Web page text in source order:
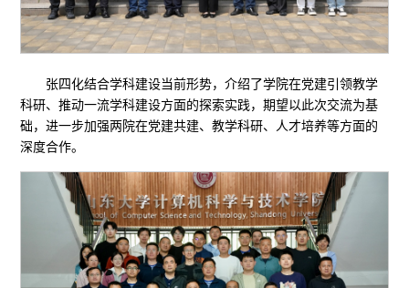
张四化结合学科建设当前形势，介绍了学院在党建引领教学
科研、推动一流学科建设方面的探索实践，期望以此次交流为基
础，进一步加强两院在党建共建、教学科研、人才培养等方面的
深度合作。